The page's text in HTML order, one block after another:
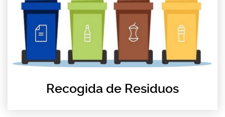
Recogida de Residuos